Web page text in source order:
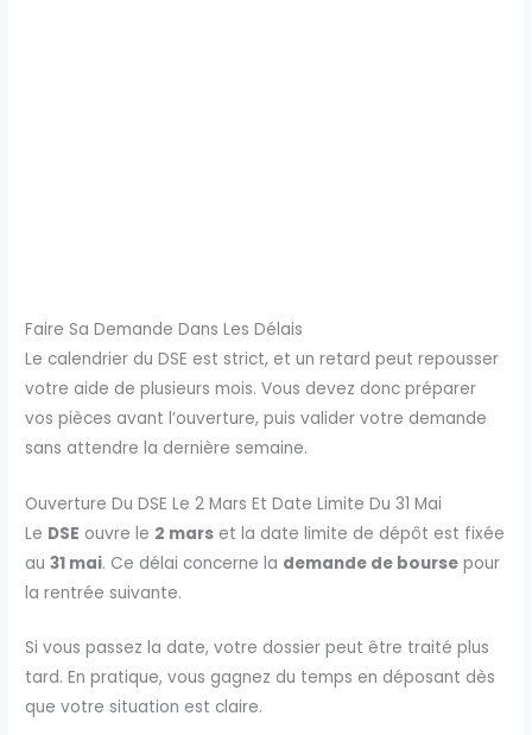
Faire Sa Demande Dans Les Délais
Le calendrier du DSE est strict, et un retard peut repousser
votre aide de plusieurs mois. Vous devez donc préparer
vos pièces avant l’ouverture, puis valider votre demande
sans attendre la dernière semaine.
Ouverture Du DSE Le 2 Mars Et Date Limite Du 31 Mai
Le DSE ouvre le 2 mars et la date limite de dépôt est fixée
au31 mai. Ce délai concerne la demande de bourse pour
la rentrée suivante.
Si vous passez la date, votre dossier peut être traité plus
tard. En pratique, vous gagnez du temps en déposant dès
que votre situation est claire.